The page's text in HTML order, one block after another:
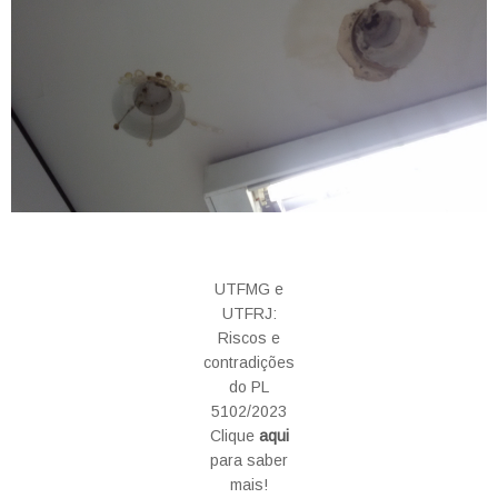
UTFMG e
UTFRJ:
Riscos e
contradições
do PL
5102/2023
Clique aqui
para saber
mais!